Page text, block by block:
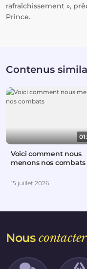
rafraîchissement »,
Prince.
Contenus
Voici comment nous
menons nos combats
15 juillet 2026
Nouscontacter